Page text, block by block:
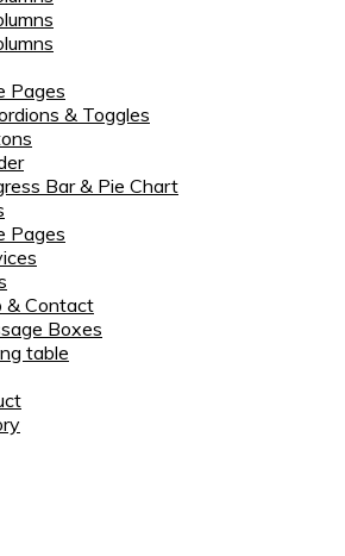
Pages
& Toggles
Bar & Pie Chart
Pages
& Contact
Boxes
table